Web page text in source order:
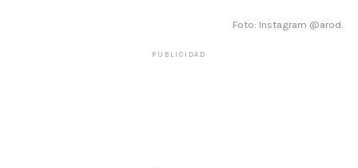
Foto: Instagram @arod.
PUBLICIDAD